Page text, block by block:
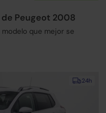
Peugeot 2008
que mejor se
24h